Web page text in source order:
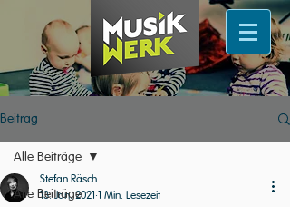
Beitrag
Alle Beiträge
Alle Beiträge
Stefan Räsch
13. Jan. 2021 1 Min. Lesezeit